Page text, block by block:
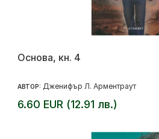
Основа, кн. 4
АВТОР: Дженифър Л. Арментраут
6.60 EUR (12.91 лв.)